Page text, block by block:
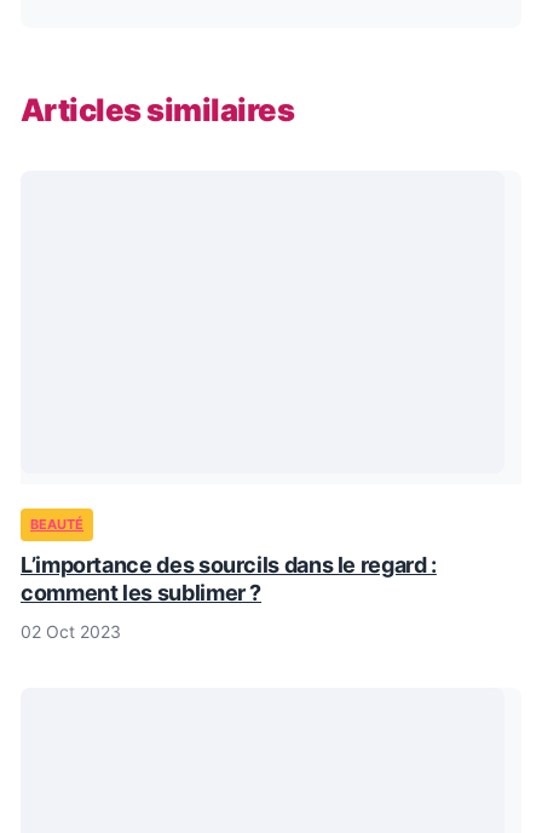
Articles similaires
BEAUTÉ
L’importance des sourcils dans le regard :
comment les sublimer ?
02 Oct 2023